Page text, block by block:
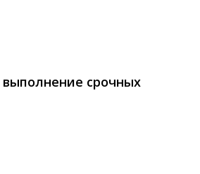
срочных